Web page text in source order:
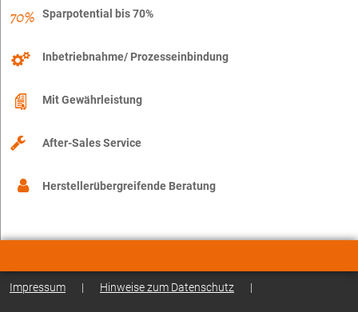
Sparpotential bis 70%
Inbetriebnahme/ Prozesseinbindung
Mit Gewährleistung
After-Sales Service
Herstellerübergreifende Beratung
Impressum | Hinweise zum Datenschutz |